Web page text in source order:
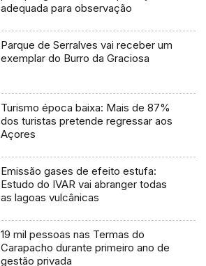
adequada para observação
Parque de Serralves vai receber um
exemplar do Burro da Graciosa
Turismo época baixa: Mais de 87%
dos turistas pretende regressar aos
Açores
Emissão gases de efeito estufa:
Estudo do IVAR vai abranger todas
as lagoas vulcânicas
19 mil pessoas nas Termas do
Carapacho durante primeiro ano de
gestão privada